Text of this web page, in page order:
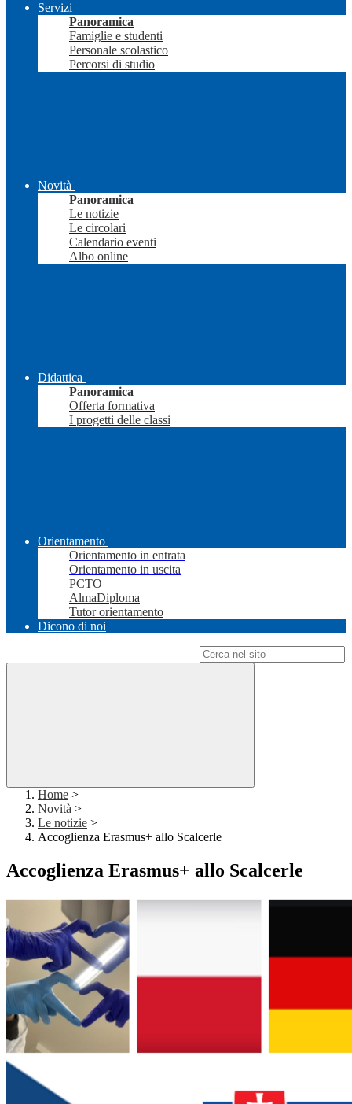
Servizi
Panoramica
Famiglie e studenti
Personale scolastico
Percorsi di studio
Novità
Panoramica
Le notizie
Le circolari
Calendario eventi
Albo online
Didattica
Panoramica
Offerta formativa
I progetti delle classi
Orientamento
Orientamento in entrata
Orientamento in uscita
PCTO
AlmaDiploma
Tutor orientamento
Dicono di noi
Home >
Novità >
Le notizie >
Accoglienza Erasmus+ allo Scalcerle
Accoglienza Erasmus+ allo Scalcerle